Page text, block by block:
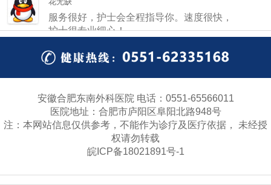
服务很好，护士会全程指导你。速度很快，
护士很专业细心！
顶(3)
转发
陈雨
东南外科医院在各方面还是蛮好的，尤其是
技术，效果很好，脑瘫治疗几个月，也治好
了，太感谢胡大勇主任医生了！
安徽合肥东南外科医院 电话：0551-65566011
医院地址：合肥市庐阳区阜阳北路948号
注：本网站信息仅供参考，不能作为诊疗及医疗依据， 未经授
权请勿转载
皖ICP备18021891号-1